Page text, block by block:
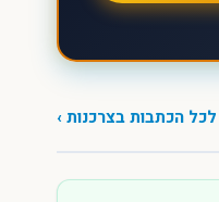
לכל הכתבות בצרכנות ›